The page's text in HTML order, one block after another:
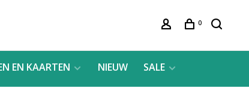
0
EN KAARTEN NIEUW SALE